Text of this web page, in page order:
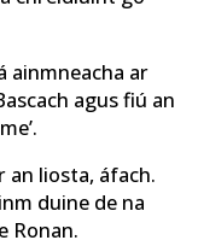
ainmneacha ar
agus fiú an
an liosta, áfach.
duine de na
Ronan.